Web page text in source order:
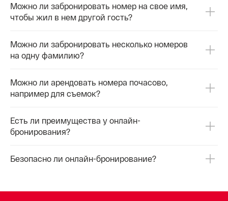
Можно ли забронировать номер на свое имя,
чтобы жил в нем другой гость?
Можно ли забронировать несколько номеров
на одну фамилию?
Можно ли арендовать номера почасово,
например для съемок?
Есть ли преимущества у онлайн-
бронирования?
Безопасно ли онлайн-бронирование?